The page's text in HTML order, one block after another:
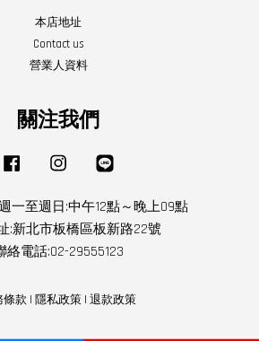
本店地址
Contact us
營業人資料
關注我們
Facebook Instagram
一至週日:中午12點～晚上09點
:新北市板橋區板新路22號
絡電話:02-29555123
條款 | 隱私政策 | 退款政策